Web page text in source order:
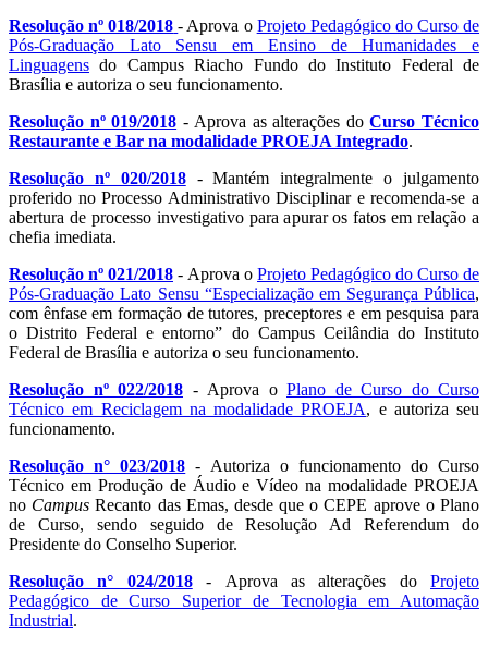
Resolução nº 018/2018 - Aprova o Projeto Pedagógico do Curso de
Pós-Graduação Lato Sensu em Ensino de Humanidades e
Linguagens do Campus Riacho Fundo do Instituto Federal de
Brasília e autoriza o seu funcionamento.
Resolução nº 019/2018 - Aprova as alterações doCurso Técnico
Restaurante e Bar na modalidade PROEJA Integrado.
Resolução nº 020/2018- Mantém integralmente o julgamento
proferido no Processo Administrativo Disciplinar e recomenda-se a
abertura de processo investigativo para apurar os fatos em relação a
chefia imediata.
Resolução nº 021/2018 - Aprova o Projeto Pedagógico do Curso de
Pós-Graduação Lato Sensu “Especialização em Segurança Pública,
com ênfase em formação de tutores, preceptores e em pesquisa para
o Distrito Federal e entorno” do Campus Ceilândia do Instituto
Federal de Brasília e autoriza o seu funcionamento.
Resolução nº 022/2018 - Aprova o Plano de Curso do Curso
Técnico em Reciclagem na modalidade PROEJA, e autoriza seu
funcionamento.
Resolução n° 023/2018 - Autoriza o funcionamento do Curso
Técnico em Produção de Áudio e Vídeo na modalidade PROEJA
no Campus Recanto das Emas, desde que o CEPE aprove o Plano
de Curso, sendo seguido de Resolução Ad Referendum do
Presidente do Conselho Superior.
Resolução n° 024/2018
- Aprova as alterações do Projeto
Pedagógico de Curso Superior de Tecnologia em Automação
Industrial.